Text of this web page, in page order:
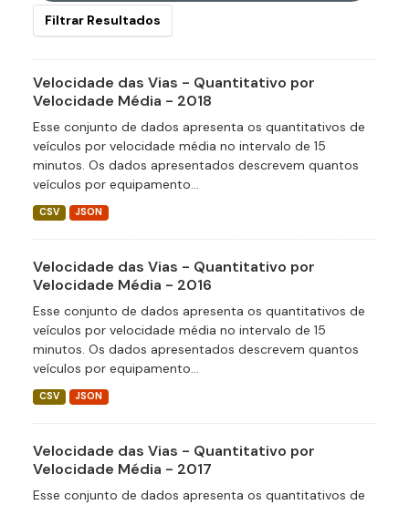
Filtrar Resultados
Velocidade das Vias - Quantitativo por
Velocidade Média - 2018
Esse conjunto de dados apresenta os quantitativos de
veículos por velocidade média no intervalo de 15
minutos. Os dados apresentados descrevem quantos
veículos por equipamento...
CSV JSON
Velocidade das Vias - Quantitativo por
Velocidade Média - 2016
Esse conjunto de dados apresenta os quantitativos de
veículos por velocidade média no intervalo de 15
minutos. Os dados apresentados descrevem quantos
veículos por equipamento...
CSV JSON
Velocidade das Vias - Quantitativo por
Velocidade Média - 2017
Esse conjunto de dados apresenta os quantitativos de